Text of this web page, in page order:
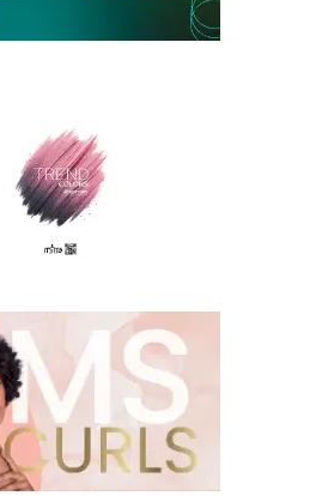
Colorações